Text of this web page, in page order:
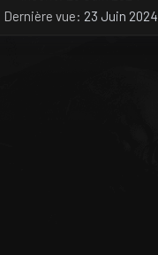
Dernière vue
23 Juin 2024